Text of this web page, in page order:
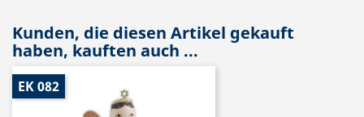
Kunden, die diesen Artikel gekauft
haben, kauften auch ...
EK 082